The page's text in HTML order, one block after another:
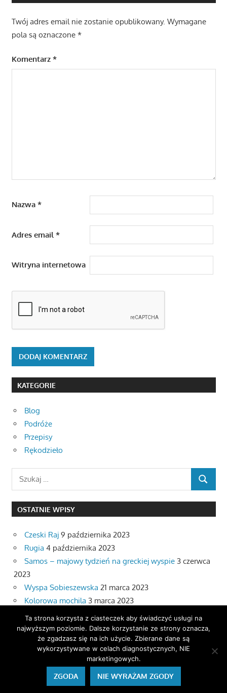
Twój adres email nie zostanie opublikowany. Wymagane
pola są oznaczone *
Komentarz *
Nazwa *
Adres email *
Witryna internetowa
KATEGORIE
Blog
Podróże
Przepisy
Rękodzieło
Search
SEARCH
OSTATNIE WPISY
Czeski Raj 9 października 2023
Rugia 4 października 2023
Samos – majowy tydzień na greckiej wyspie 3 czerwca
2023
Wyspa Sobieszewska 21 marca 2023
Kolorowa mochila 3 marca 2023
ARCHIWA
Archiwa
Ta strona korzysta z ciasteczek aby świadczyć usługi na
najwyższym poziomie. Dalsze korzystanie ze strony oznacza,
że zgadzasz się na ich użycie. Zbierane dane są
wykorzystywane w celach diagnostycznych, NIE
marketingowych.
ZGODA NIE WYRAŻAM ZGODY